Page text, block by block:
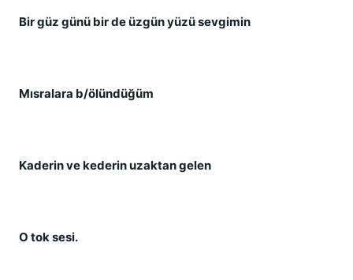
Bir güz günü bir de üzgün yüzü sevgimin
Mısralara b/ölündüğüm
Kaderin ve kederin uzaktan gelen
O tok sesi.